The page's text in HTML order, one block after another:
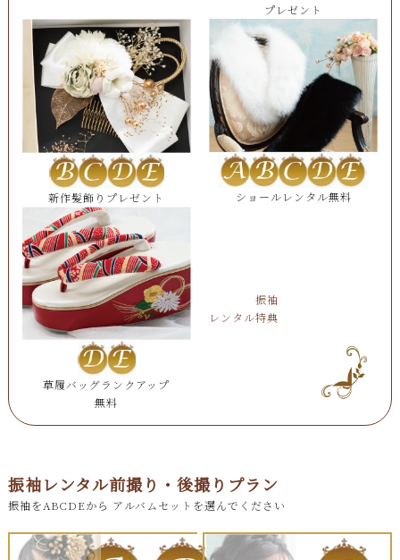
プレゼント
新作髪飾りプレゼント ショールレンタル無料
草履バッグランクアップ
無料
振袖
レンタル特典
振袖レンタル前撮り・後撮りプラン
振袖をABCDEから アルバムセットを選んでください